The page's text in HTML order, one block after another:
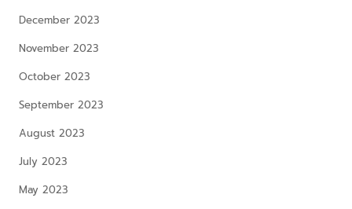
December 2023
November 2023
October 2023
September 2023
August 2023
July 2023
May 2023